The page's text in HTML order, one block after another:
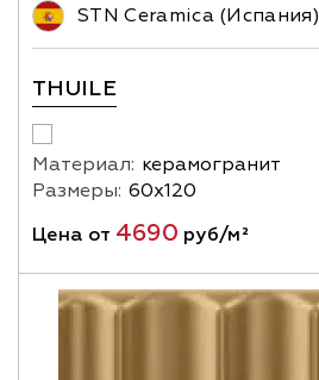
STN Ceramica (Испания)
THUILE
Материал: керамогранит
Размеры: 60х120
Цена от 4690 руб/м²